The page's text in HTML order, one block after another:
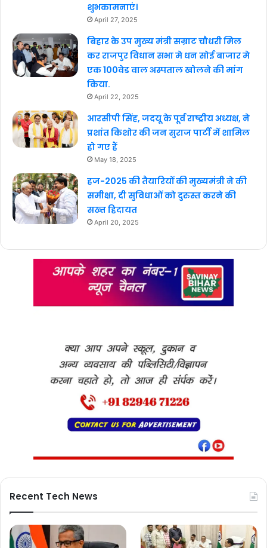
शुभकामनाएं।
April 27, 2025
बिहार के उप मुख्य मंत्री सम्राट चौधरी मिल
कर राजपुर विधान सभा मे धन सोई बाजार मे
एक 100वेड वाल अस्पताल खोलने की मांग
किया.
April 22, 2025
आरसीपी सिंह, जदयू के पूर्व राष्ट्रीय अध्यक्ष, ने
प्रशांत किशोर की जन सुराज पार्टी में शामिल
हो गए हैं
May 18, 2025
हज-2025 की तैयारियों की मुख्यमंत्री ने की
समीक्षा, दी सुविधाओं को दुरुस्त करने की
सख्त हिदायत
April 20, 2025
Recent Tech News